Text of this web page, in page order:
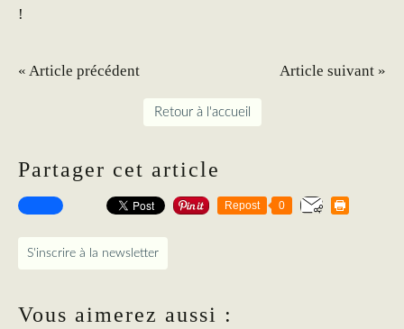
!
« Article précédent Article suivant »
Retour à l'accueil
Partager cet article
Repost 0
S'inscrire à la newsletter
Vous aimerez aussi :